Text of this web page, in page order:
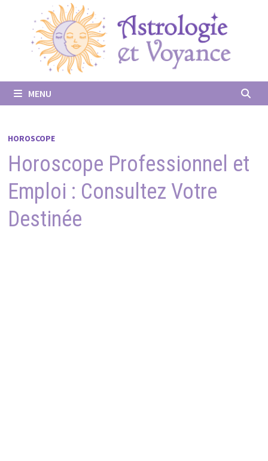
contenu
MENU
HOROSCOPE
Horoscope Professionnel et
Emploi : Consultez Votre
Destinée